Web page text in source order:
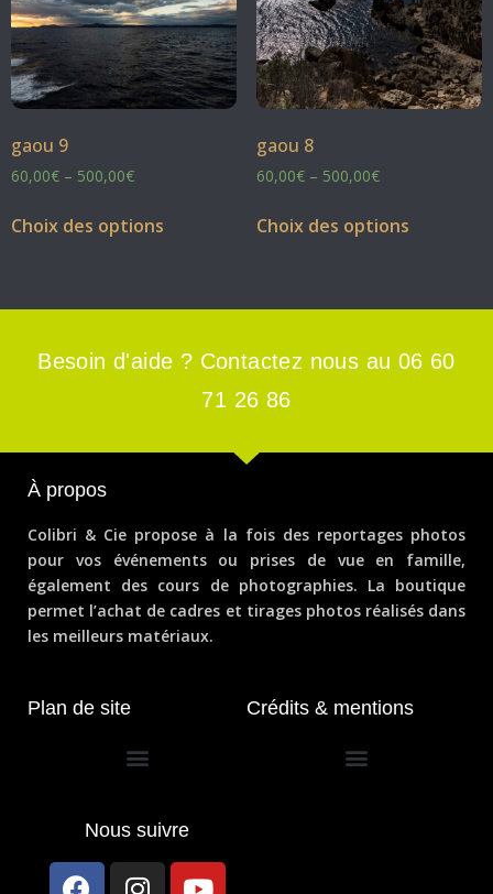
gaou 9
60,00€ – 500,00€
Choix des options
gaou 8
60,00€– 500,00€
Choix des options
Besoin d'aide ? Contactez nous au 06 60
71 26 86
À propos
Colibri & Cie propose à la fois des reportages photos
pour vos événements ou prises de vue en famille,
également des cours de photographies. La boutique
permet l’achat de cadres et tirages photos réalisés dans
les meilleurs matériaux.
Plan de site Crédits & mentions
Nous suivre